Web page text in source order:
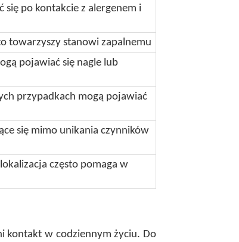
się po kontakcie z alergenem i
towarzyszy stanowi zapalnemu
pojawiać się nagle lub
przypadkach mogą pojawiać
się mimo unikania czynników
często pomaga w
kontakt w codziennym życiu. Do